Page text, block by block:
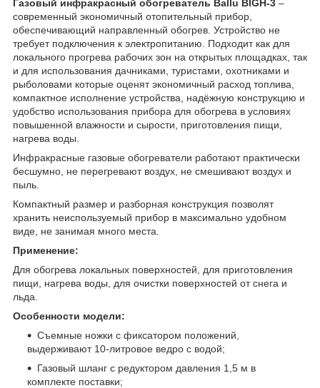
Газовый инфракрасный обогреватель Ballu BIGH-3 –
современный экономичный отопительный прибор,
обеспечивающий направленный обогрев. Устройство не
требует подключения к электропитанию. Подходит как для
локального прогрева рабочих зон на открытых площадках, так
и для использования дачниками, туристами, охотниками и
рыболовами которые оценят экономичный расход топлива,
компактное исполнение устройства, надёжную конструкцию и
удобство использования прибора для обогрева в условиях
повышенной влажности и сырости, приготовления пищи,
нагрева воды.
Инфракрасные газовые обогреватели работают практически
бесшумно, не перегревают воздух, не смешивают воздух и
пыль.
Компактный размер и разборная конструкция позволят
хранить неиспользуемый прибор в максимально удобном
виде, не занимая много места.
Применение:
Для обогрева локальных поверхностей, для приготовления
пищи, нагрева воды, для очистки поверхностей от снега и
льда.
Особенности модели:
Съемные ножки с фиксатором положений,
выдерживают 10-литровое ведро с водой;
Газовый шланг с редуктором давления 1,5 м в
комплекте поставки;